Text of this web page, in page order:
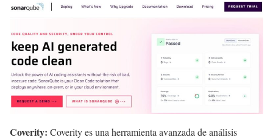
Coverity: Coverity es una herramienta avanzada de análisis